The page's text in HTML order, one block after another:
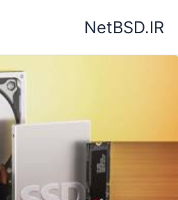
NetBSD.IR